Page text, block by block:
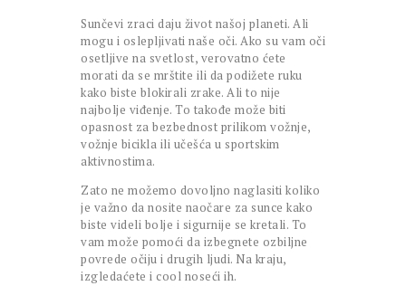
Sunčevi zraci daju život našoj planeti. Ali
mogu i oslepljivati naše oči. Ako su vam oči
osetljive na svetlost, verovatno ćete
morati da se mrštite ili da podižete ruku
kako biste blokirali zrake. Ali to nije
najbolje viđenje. To takođe može biti
opasnost za bezbednost prilikom vožnje,
vožnje bicikla ili učešća u sportskim
aktivnostima.
Zato ne možemo dovoljno naglasiti koliko
je važno da nosite naočare za sunce kako
biste videli bolje i sigurnije se kretali. To
vam može pomoći da izbegnete ozbiljne
povrede očiju i drugih ljudi. Na kraju,
izgledaćete i cool noseći ih.